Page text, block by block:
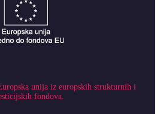
unija iz europskih strukturnih i
fondova.